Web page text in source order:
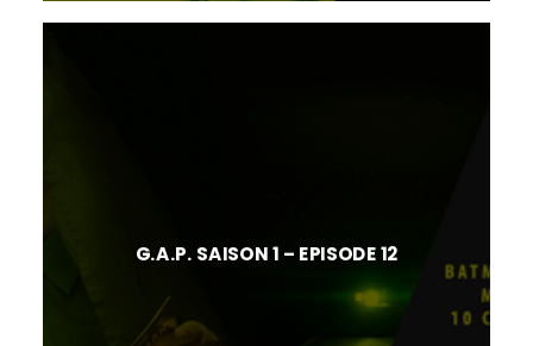
G.A.P. SAISON 1 – EPISODE 12